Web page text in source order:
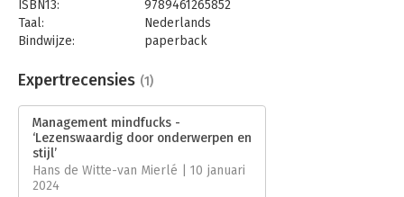
ISBN13:
9789461265852
Taal:
Nederlands
Bindwijze:
paperback
Uitgever:
Uitgeverij Haystack
Verschijningsdatum:
16-11-2023
Hoofdrubriek: Algemeen management
Expertrecensies (1)
Management mindfucks -
‘Lezenswaardig door onderwerpen en
stijl’
Hans de Witte-van Mierlé | 10 januari
2024